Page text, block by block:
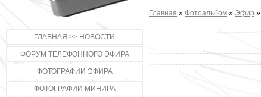
ГЛАВНАЯ >> НОВОСТИ
ФОРУМ ТЕЛЕФОННОГО ЭФИРА
ФОТОГРАФИИ ЭФИРА
ФОТОГРАФИИ МИНИРА
Главная » Фотоальбом » Эфир »